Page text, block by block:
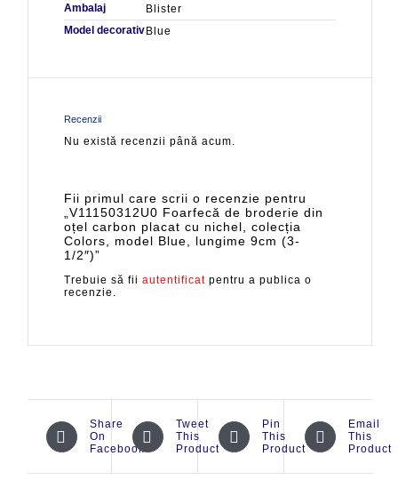
Ambalaj
Blister
Model decorativ Blue
Recenzii
Nu există recenzii până acum.
Fii primul care scrii o recenzie pentru
„V11150312U0 Foarfecă de broderie din
oțel carbon placat cu nichel, colecția
Colors, model Blue, lungime 9cm (3-
1/2″)”
Trebuie să fii autentificat pentru a publica o
recenzie.
Share
On
Facebook
Tweet
This
Product
Pin
This
Product
Email
This
Product